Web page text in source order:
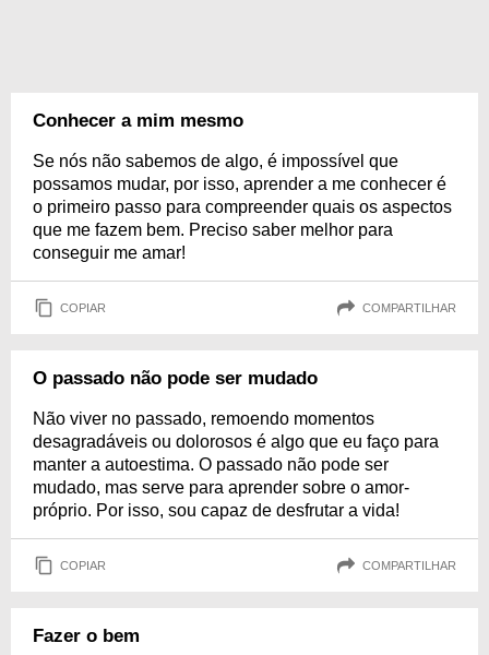
Conhecer a mim mesmo
Se nós não sabemos de algo, é impossível que
possamos mudar, por isso, aprender a me conhecer é
o primeiro passo para compreender quais os aspectos
que me fazem bem. Preciso saber melhor para
conseguir me amar!
COPIAR COMPARTILHAR
O passado não pode ser mudado
Não viver no passado, remoendo momentos
desagradáveis ou dolorosos é algo que eu faço para
manter a autoestima. O passado não pode ser
mudado, mas serve para aprender sobre o amor-
próprio. Por isso, sou capaz de desfrutar a vida!
COPIAR COMPARTILHAR
Fazer o bem